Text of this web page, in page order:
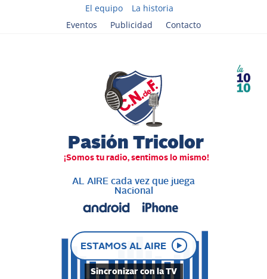
El equipo
La historia
Eventos
Publicidad Contacto
AL AIRE cada vez que juega
Nacional
ESTAMOS AL AIRE
Sincronizar con la TV